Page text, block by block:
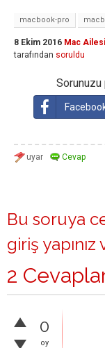
macbook-pro
8 Ekim 2016 Mac Ailesi
tarafından soruldu
Sorunuzu
Bu soruya
giriş yapınız
2
0
oy